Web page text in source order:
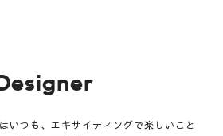
Designer
いつも、エキサイティングで楽しいこと